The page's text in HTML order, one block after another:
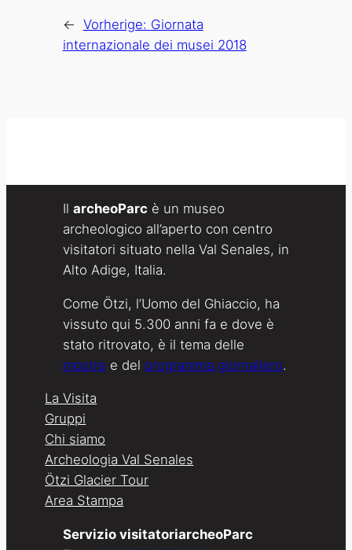
← Vorherige: Giornata
internazionale dei musei 2018
Il archeoParc è un museo
archeologico all’aperto con centro
visitatori situato nella Val Senales, in
Alto Adige, Italia.
Come Ötzi, l’Uomo del Ghiaccio, ha
vissuto qui 5.300 anni fa e dove è
stato ritrovato, è il tema delle
mostre e del programma giornaliero.
La Visita
Gruppi
Chi siamo
Archeologia Val Senales
Ötzi Glacier Tour
Area Stampa
Servizio visitatoriarcheoParc